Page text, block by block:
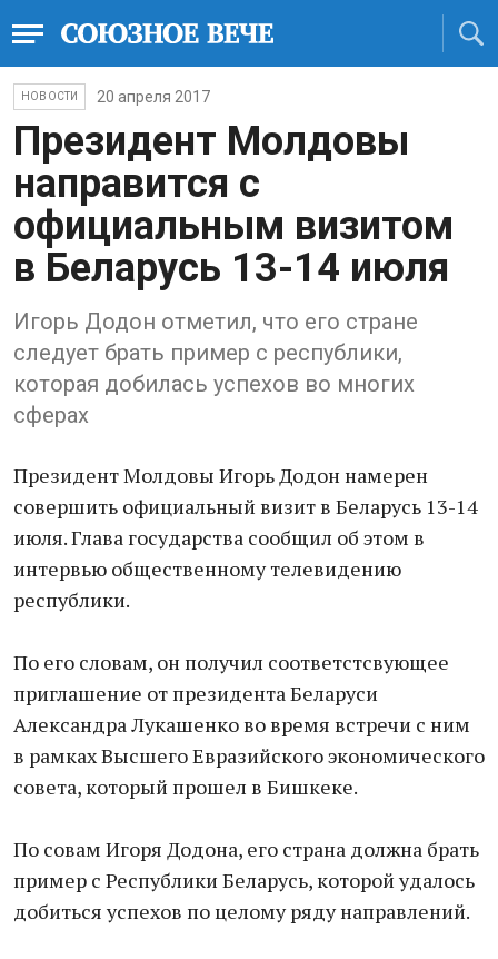
НОВОСТИ 20 апреля 2017
Президент Молдовы
направится с
официальным визитом
в Беларусь 13-14 июля
Игорь Додон отметил, что его стране
следует брать пример с республики,
которая добилась успехов во многих
сферах
Президент Молдовы Игорь Додон намерен
совершить официальный визит в Беларусь 13-14
июля. Глава государства сообщил об этом в
интервью общественному телевидению
республики.
По его словам, он получил соответстсвующее
приглашение от президента Беларуси
Александра Лукашенко во время встречи с ним
в рамках Высшего Евразийского экономического
совета, который прошел в Бишкеке.
По совам Игоря Додона, его страна должна брать
пример с Республики Беларусь, которой удалось
добиться успехов по целому ряду направлений.